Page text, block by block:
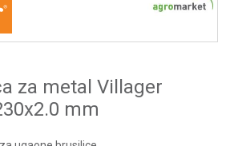
za metal Villager
mm